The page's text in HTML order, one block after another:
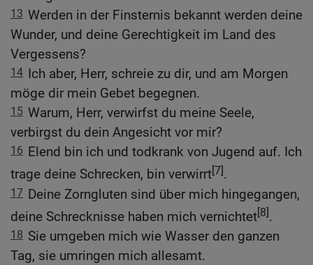
13 Werden in der Finsternis bekannt werden deine
Wunder, und deine Gerechtigkeit im Land des
Vergessens?
14 Ich aber, Herr, schreie zu dir, und am Morgen
möge dir mein Gebet begegnen.
15 Warum, Herr, verwirfst du meine Seele,
verbirgst du dein Angesicht vor mir?
16 Elend bin ich und todkrank von Jugend auf. Ich
trage deine Schrecken, bin verwirrt[7].
17 Deine Zorngluten sind über mich hingegangen,
deine Schrecknisse haben mich vernichtet[8].
18 Sie umgeben mich wie Wasser den ganzen
Tag, sie umringen mich allesamt.